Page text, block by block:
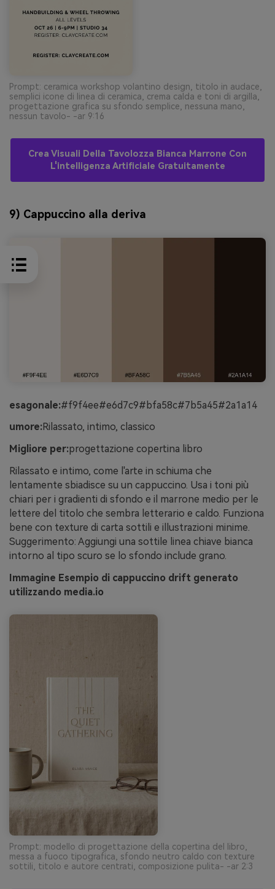
Prompt: ceramica workshop volantino design, titolo in audace,
semplici icone di linea di ceramica, crema calda e toni di argilla,
progettazione grafica su sfondo semplice, nessuna mano,
nessun tavolo- -ar 9:16
Crea Visuali Della Tavolozza Bianca Marrone Con
L'intelligenza Artificiale Gratuitamente
9) Cappuccino alla deriva
esagonale:#f9f4ee#e6d7c9#bfa58c#7b5a45#2a1a14
umore:Rilassato, intimo, classico
Migliore per:progettazione copertina libro
Rilassato e intimo, come l'arte in schiuma che
lentamente sbiadisce su un cappuccino. Usa i toni più
chiari per i gradienti di sfondo e il marrone medio per le
lettere del titolo che sembra letterario e caldo. Funziona
bene con texture di carta sottili e illustrazioni minime.
Suggerimento: Aggiungi una sottile linea chiave bianca
intorno al tipo scuro se lo sfondo include grano.
Immagine Esempio di cappuccino drift generato
utilizzando media.io
Prompt: modello di progettazione della copertina del libro,
messa a fuoco tipografica, sfondo neutro caldo con texture
sottili, titolo e autore centrati, composizione pulita- -ar 2:3